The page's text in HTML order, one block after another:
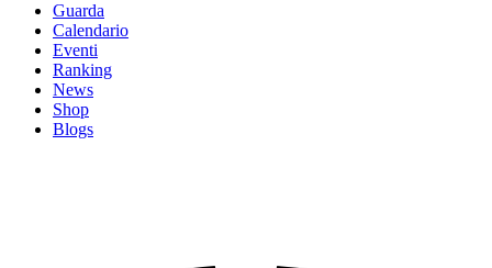
Guarda
Calendario
Eventi
Ranking
News
Shop
Blogs